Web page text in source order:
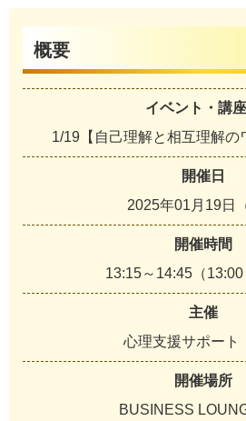
概要
イベント・講
1/19【自己理解と相互理解の
開催日
2025年01月19日
開催時間
13:15～14:45（13:00
主催
心理支援サポー
開催場所
BUSINESS